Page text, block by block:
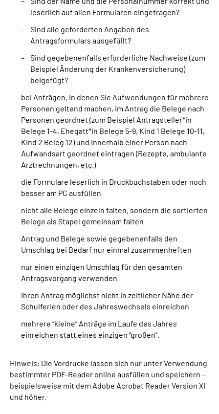
leserlich auf allen Formularen eingetragen?
Sind alle geforderten Angaben des
Antragsformulars ausgefüllt?
Sind gegebenenfalls erforderliche Nachweise (zum
Beispiel Änderung der Krankenversicherung)
beigefügt?
bei Anträgen, in denen Sie Aufwendungen für mehrere
Personen geltend machen, im Antrag die Belege nach
Personen geordnet (zum Beispiel Antragsteller*in
Belege 1-4, Ehegatt*in Belege 5-9, Kind 1 Belege 10-11,
Kind 2 Beleg 12) und innerhalb einer Person nach
Aufwandsart geordnet eintragen (Rezepte, ambulante
Arztrechnungen, etc .)
die Formulare leserlich in Druckbuchstaben oder noch
besser am PC ausfüllen
nicht alle Belege einzeln falten, sondern die sortierten
Belege als Stapel gemeinsam falten
Antrag und Belege sowie gegebenenfalls den
Umschlag bei Bedarf nur einmal zusammenheften
nur einen einzigen Umschlag für den gesamten
Antragsvorgang verwenden
Ihren Antrag möglichst nicht in zeitlicher Nähe der
Schulferien oder des Jahreswechsels einreichen
mehrere “kleine” Anträge im Laufe des Jahres
einreichen statt eines einzigen “großen”.
Hinweis: Die Vordrucke lassen sich nur unter Verwendung
bestimmter PDF-Reader online ausfüllen und speichern -
beispielsweise mit dem Adobe Acrobat Reader Version XI
und höher.